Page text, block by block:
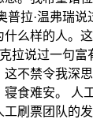
普拉·温弗瑞
什么样的人。
拉说过一句
不禁令我深
食难安。 人
刷票团队的